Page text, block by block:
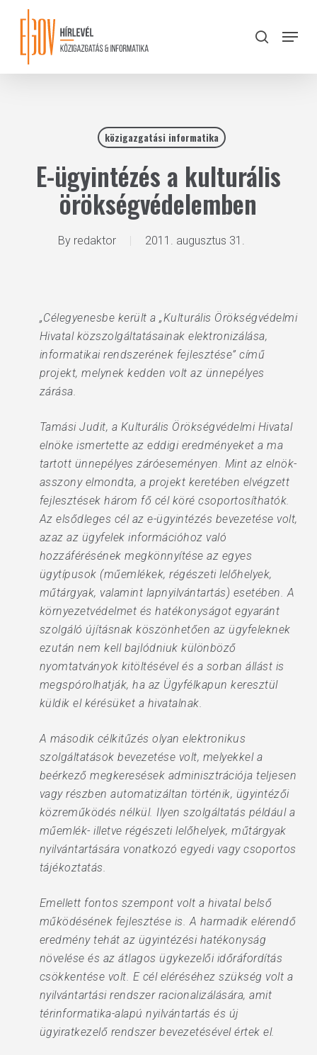
content
search
Menu
közigazgatási informatika
E-ügyintézés a kulturális
örökségvédelemben
By redaktor 2011. augusztus 31.
„Célegyenesbe került a „Kulturális Örökségvédelmi
Hivatal közszolgáltatásainak elektronizálása,
informatikai rendszerének fejlesztése” című
projekt, melynek kedden volt az ünnepélyes
zárása.
Tamási Judit, a Kulturális Örökségvédelmi Hivatal
elnöke ismertette az eddigi eredményeket a ma
tartott ünnepélyes záróeseményen. Mint az elnök-
asszony elmondta, a projekt keretében elvégzett
fejlesztések három fő cél köré csoportosíthatók.
Az elsődleges cél az e-ügyintézés bevezetése volt,
azaz az ügyfelek információhoz való
hozzáférésének megkönnyítése az egyes
ügytípusok (műemlékek, régészeti lelőhelyek,
műtárgyak, valamint lapnyilvántartás) esetében. A
környezetvédelmet és hatékonyságot egyaránt
szolgáló újításnak köszönhetően az ügyfeleknek
ezután nem kell bajlódniuk különböző
nyomtatványok kitöltésével és a sorban állást is
megspórolhatják, ha az Ügyfélkapun keresztül
küldik el kérésüket a hivatalnak.
A második célkitűzés olyan elektronikus
szolgáltatások bevezetése volt, melyekkel a
beérkező megkeresések adminisztrációja teljesen
vagy részben automatizáltan történik, ügyintézői
közreműködés nélkül. Ilyen szolgáltatás például a
műemlék- illetve régészeti lelőhelyek, műtárgyak
nyilvántartására vonatkozó egyedi vagy csoportos
tájékoztatás.
Emellett fontos szempont volt a hivatal belső
működésének fejlesztése is. A harmadik elérendő
eredmény tehát az ügyintézési hatékonyság
növelése és az átlagos ügykezelői időráfordítás
csökkentése volt. E cél eléréséhez szükség volt a
nyilvántartási rendszer racionalizálására, amit
térinformatika-alapú nyilvántartás és új
ügyiratkezelő rendszer bevezetésével értek el.
Close